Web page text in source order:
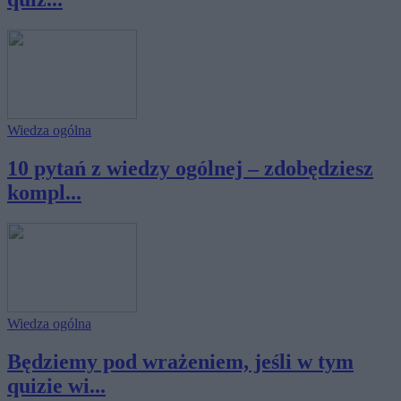
Wiedza ogólna
10 pytań z wiedzy ogólnej – zdobędziesz
kompl...
Wiedza ogólna
Będziemy pod wrażeniem, jeśli w tym
quizie wi...